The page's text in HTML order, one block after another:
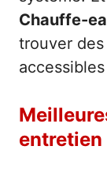
Chauffe-
trouver
entretien